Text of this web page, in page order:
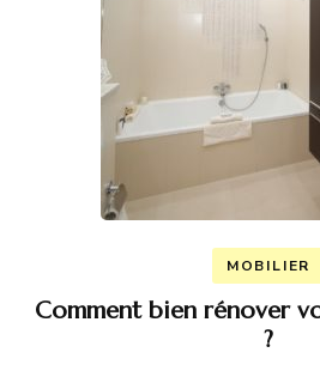
MOBILIER
Comment bien rénover
?